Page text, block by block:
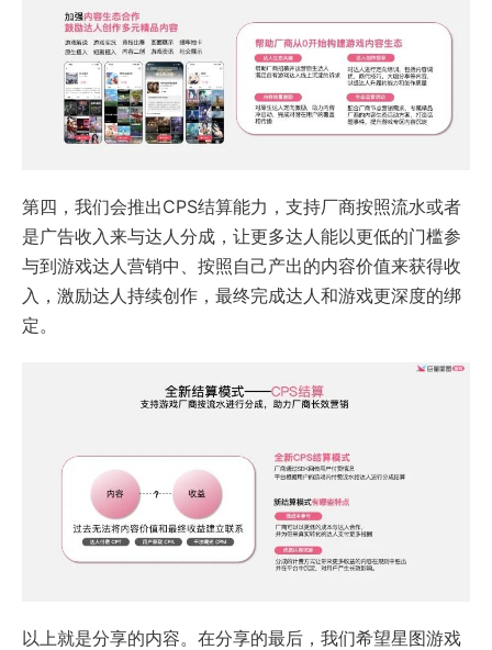
第四，我们会推出CPS结算能力，支持厂商按照流水或者
是广告收入来与达人分成，让更多达人能以更低的门槛参
与到游戏达人营销中、按照自己产出的内容价值来获得收
入，激励达人持续创作，最终完成达人和游戏更深度的绑
定。
以上就是分享的内容。在分享的最后，我们希望星图游戏